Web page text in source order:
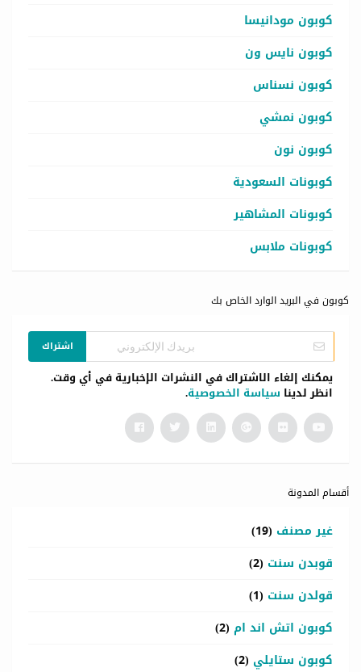
كوبون مودانيسا
كوبون نايس ون
كوبون نسناس
كوبون نمشي
كوبون نون
كوبونات السعودية
كوبونات المشاهير
كوبونات ملابس
كوبون في البريد الوارد الخاص بك
اشتراك
يمكنك إلغاء الاشتراك في النشرات الإخبارية في أي وقت.
انظر لدينا سياسة الخصوصية.
أقسام المدونة
غير مصنف (19)
قوبدن سنت (2)
قولدن سنت (1)
كوبون اتش اند ام (2)
كوبون ستايلي (2)